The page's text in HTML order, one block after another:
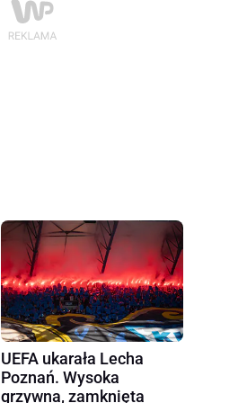
UEFA ukarała Lecha
Poznań. Wysoka
grzywna, zamknięta